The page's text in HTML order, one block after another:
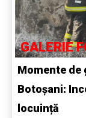
GALERIE
Momente
Botoșani:
locuință